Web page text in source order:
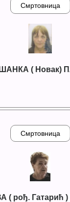
Смртовница
( Новак)
Смртовница
( рођ. Гатарић